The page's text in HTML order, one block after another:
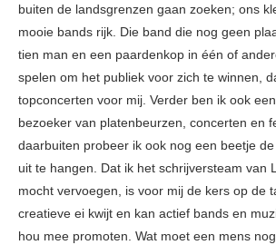
buiten de landsgrenzen gaan zoeken; ons
mooie bands rijk. Die band die nog geen
tien man en een paardenkop in één of
spelen om het publiek voor zich te winnen,
topconcerten voor mij. Verder ben ik ook
bezoeker van platenbeurzen, concerten en
daarbuiten probeer ik ook nog een beetje
uit te hangen. Dat ik het schrijversteam van
mocht vervoegen, is voor mij de kers op de
creatieve ei kwijt en kan actief bands en
hou mee promoten. Wat moet een mens